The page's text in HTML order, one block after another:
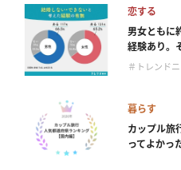
恋する
男女ともに
経験あり。
＃トレンド
暮らす
カップル旅
ってよかっ